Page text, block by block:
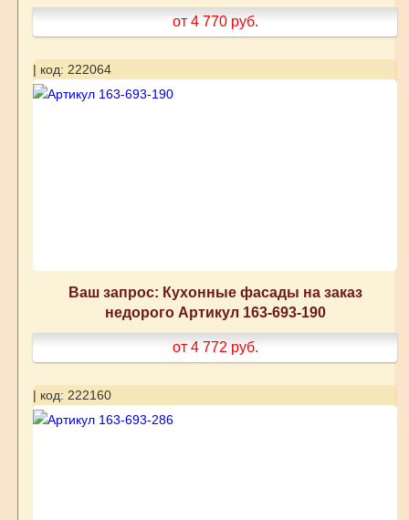
от 4 770 руб.
| код: 222064
Ваш запрос: Кухонные фасады на заказ
недорого Артикул 163-693-190
от 4 772 руб.
| код: 222160